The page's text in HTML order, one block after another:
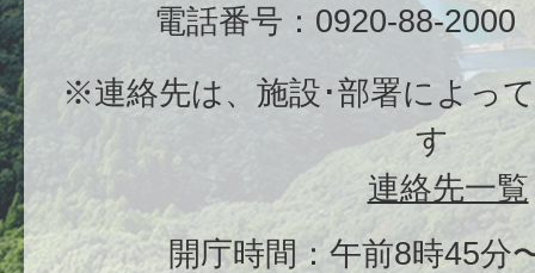
電話番号：0920-88-2000
※連絡先は、施設･部署によっ
す
連絡先一覧
開庁時間：午前8時45分